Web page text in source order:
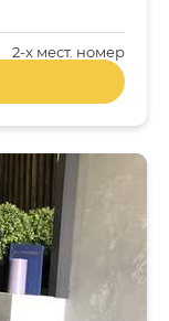
2-x мест. номер